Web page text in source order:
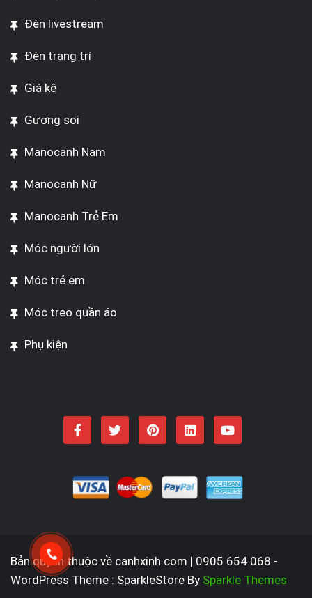
Đèn livestream
Đèn trang trí
Giá kệ
Gương soi
Manocanh Nam
Manocanh Nữ
Manocanh Trẻ Em
Móc người lớn
Móc trẻ em
Móc treo quần áo
Phụ kiện
Bản quyền thuộc về canhxinh.com | 0905 654 068 -
WordPress Theme : SparkleStore By Sparkle Themes